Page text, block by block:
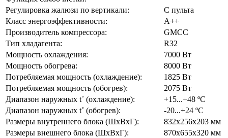
Регулировка жалюзи по вертикали:
С пульта
Класс энергоэффективности:
А++
Производитель компрессора:
GMCC
Тип хладагента:
R32
Мощность охлаждения:
7000 Вт
Мощность обогрева:
8000 Вт
Потребляемая мощность (охлаждение):
1825 Вт
Потребляемая мощность (обогрев):
2075 Вт
Диапазон наружных t˚ (охлаждение):
+15...+48 ºC
Диапазон наружных t˚ (обогрев):
-20...+24 ºС
Размеры внутреннего блока (ШхВхГ):
832x256x203 мм
Размеры внешнего блока (ШхВхГ):
870х655х320 мм